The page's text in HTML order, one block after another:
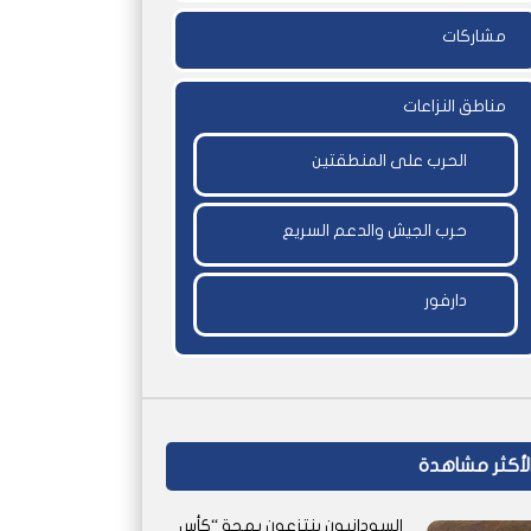
مشاركات
مناطق النزاعات
الحرب على المنطقتين
حرب الجيش والدعم السريع
دارفور
مشاهدة
السودانيون ينتزعون بهجة “كأس